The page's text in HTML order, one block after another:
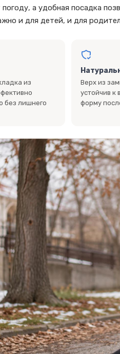
а удобная посадка
и для детей, и для
из
без лишнего
Верх из
устойчив к
форму